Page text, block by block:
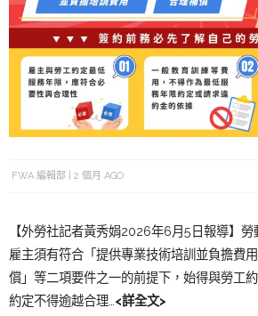
FWA 編輯部 2 個月 AGO
【外勞社記者黃秀娟2026年6月5日報導】
雇主須有符合「提供專業技術培訓並負擔費
償」等二項要件之一的前提下，始得與勞工
約定不得逾越合理… <詳全文>